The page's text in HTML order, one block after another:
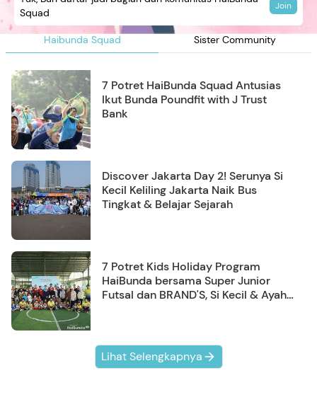
Haibunda Squad Sister Community
Squad
Join
7 Potret HaiBunda Squad Antusias
Ikut Bunda Poundfit with J Trust
Bank
Discover Jakarta Day 2! Serunya Si
Kecil Keliling Jakarta Naik Bus
Tingkat & Belajar Sejarah
7 Potret Kids Holiday Program
HaiBunda bersama Super Junior
Futsal dan BRAND'S, Si Kecil & Ayah
Lihat Selengkapnya